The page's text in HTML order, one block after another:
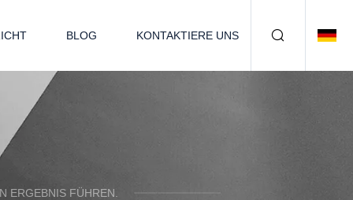
BLOG KONTAKTIERE UNS
ERGEBNIS FÜHREN.